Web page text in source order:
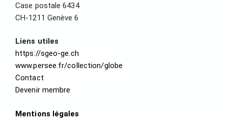
Case postale 6434
CH-1211 Genève 6
Liens utiles
https://sgeo-ge.ch
www.persee.fr/collection/globe
Contact
Devenir membre
Mentions légales